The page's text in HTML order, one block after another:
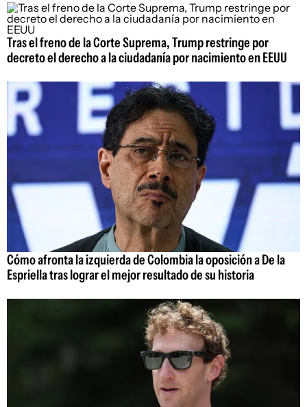
Tras el freno de la Corte Suprema, Trump restringe por
decreto el derecho a la ciudadanía por nacimiento en EEUU
Cómo afronta la izquierda de Colombia la oposición a De la
Espriella tras lograr el mejor resultado de su historia